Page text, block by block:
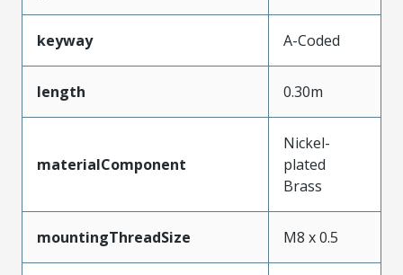
keyway A-Coded
length 0.30m
materialComponent
Nickel-
plated
Brass
mountingThreadSize M8 x 0.5